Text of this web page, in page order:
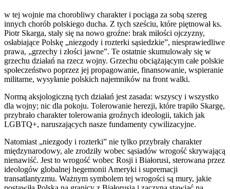
w tej wojnie ma chorobliwy charakter i pociąga za sobą szereg
innych chorób polskiego ducha. Z tych sześciu, które piętnował ks.
Piotr Skarga, stały się na nowo groźne: brak miłości ojczyzny,
osłabiające Polskę „niezgody i rozterki sąsiedzkie”, niesprawiedliwe
prawa, „grzechy i złości jawne”. Te ostatnie skumulowały się w
grzechu działań na rzecz wojny. Grzechu obciążającym całe polskie
społeczeństwo poprzez jej propagowanie, finansowanie, wspieranie
militarne, wysyłanie polskich najemników na front walki.
Normą aksjologiczną tych działań jest zasada: wszyscy i wszystko
dla wojny; nic dla pokoju. Tolerowanie herezji, które trapiło Skargę,
przybrało charakter tolerowania groźnych ideologii, takich jak
LGBTQ+, naruszających nasze fundamenty cywilizacyjne.
Natomiast „niezgody i rozterki” nie tylko przybrały charakter
międzynarodowy, ale zrodziły wobec sąsiadów wrogość skrywającą
nienawiść. Jest to wrogość wobec Rosji i Białorusi, sterowana przez
ideologów globalnej hegemonii Ameryki i supremacji
transatlantyzmu. Ważnym symbolem tej wrogości są mury, jakie